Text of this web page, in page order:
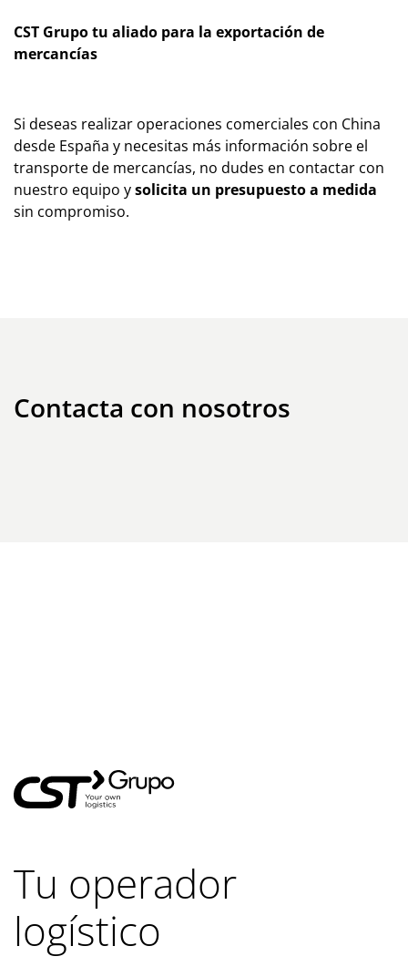
CST Grupo tu aliado para la exportación de
mercancías
Si deseas realizar operaciones comerciales con China
desde España y necesitas más información sobre el
transporte de mercancías, no dudes en contactar con
nuestro equipo ysolicita un presupuesto a medida
sin compromiso.
Contacta con nosotros
Tu operador
logístico